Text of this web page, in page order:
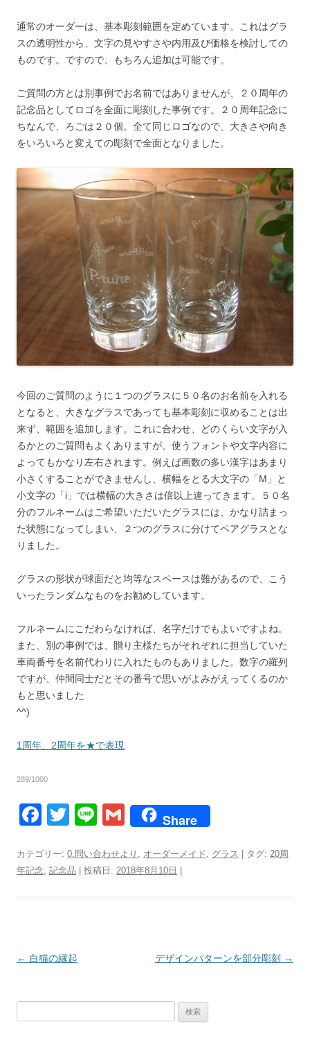
通常のオーダーは、基本彫刻範囲を定めています。これはグラ
スの透明性から、文字の見やすさや内用及び価格を検討しての
ものです。ですので、もちろん追加は可能です。
ご質問の方とは別事例でお名前ではありませんが、２０周年の
記念品としてロゴを全面に彫刻した事例です。２０周年記念に
ちなんで、ろごは２０個。全て同じロゴなので、大きさや向き
をいろいろと変えての彫刻で全面となりました。
今回のご質問のように１つのグラスに５０名のお名前を入れる
となると、大きなグラスであっても基本彫刻に収めることは出
来ず、範囲を追加します。これに合わせ、どのくらい文字が入
るかとのご質問もよくありますが、使うフォントや文字内容に
よってもかなり左右されます。例えば画数の多い漢字はあまり
小さくすることができませんし、横幅をとる大文字の「M」と
小文字の「i」では横幅の大きさは倍以上違ってきます。５０名
分のフルネームはご希望いただいたグラスには、かなり詰まっ
た状態になってしまい、２つのグラスに分けてペアグラスとな
りました。
グラスの形状が球面だと均等なスペースは難があるので、こう
いったランダムなものをお勧めしています。
フルネームにこだわらなければ、名字だけでもよいですよね。
また、別の事例では、贈り主様たちがそれぞれに担当していた
車両番号を名前代わりに入れたものもありました。数字の羅列
ですが、仲間同士だとその番号で思いがよみがえってくるのか
もと思いました
^^)
1周年、2周年を★で表現
289/1000
F
c
e
o
k
T
tt
er
Li
e
G
ail
Share
カテゴリー: 0.問い合わせより オーダーメイド グラス | タグ: 20周
年記念 記念品 | 投稿日: 2018年8月10日
投
← 白猫の縁起 デザインパターンを部分彫刻 →